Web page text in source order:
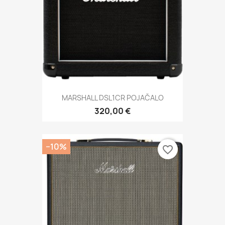
MARSHALL DSL1CR POJAČALO
320,00 €
−10% favorite_border